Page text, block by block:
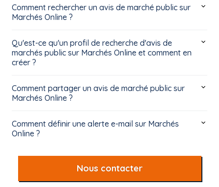
Comment rechercher un avis de marché public sur
Marchés Online ?
Qu'est-ce qu'un profil de recherche d'avis de
marchés public sur Marchés Online et comment en
créer ?
Comment partager un avis de marché public sur
Marchés Online ?
Comment définir une alerte e-mail sur Marchés
Online ?
Nous contacter